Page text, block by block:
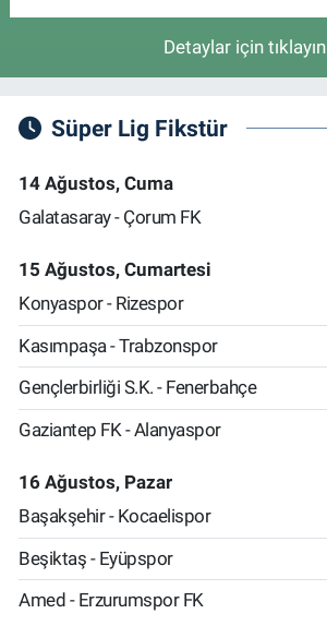
Detaylar için tıklayın
Süper Lig Fikstür
14 Ağustos, Cuma
Galatasaray - Çorum FK
15 Ağustos, Cumartesi
Konyaspor - Rizespor
Kasımpaşa - Trabzonspor
Gençlerbirliği S.K. - Fenerbahçe
Gaziantep FK - Alanyaspor
16 Ağustos, Pazar
Başakşehir - Kocaelispor
Beşiktaş - Eyüpspor
Amed - Erzurumspor FK